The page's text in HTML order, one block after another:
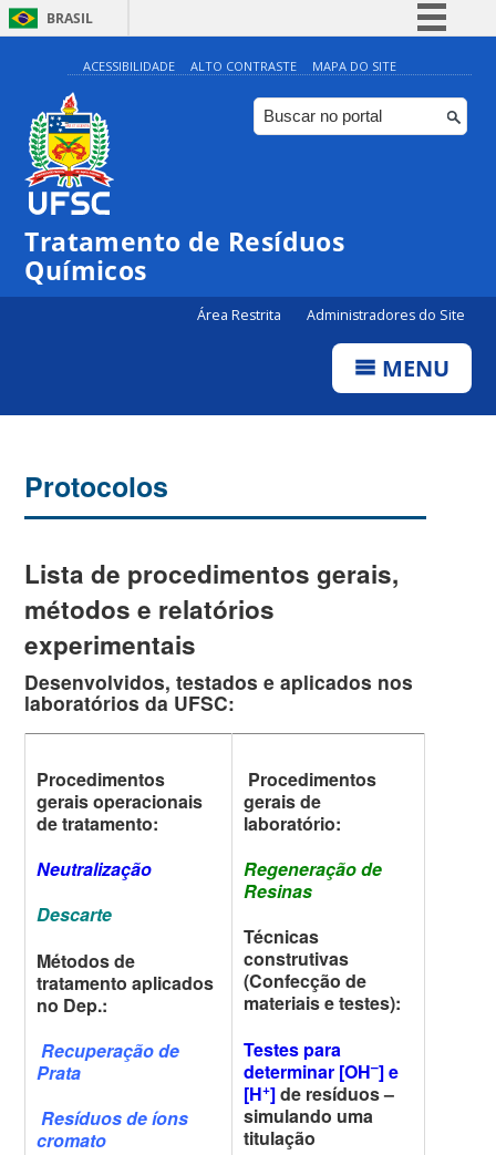
BRASIL
Simplifique!
Comunica BR
Participe
Canais
ACESSIBILIDADE ALTO CONTRASTE MAPA DO SITE
Tratamento de Resíduos
Químicos
Área Restrita Administradores do Site
MENU
Protocolos
Lista de procedimentos gerais,
métodos e relatórios
experimentais
Desenvolvidos, testados e aplicados nos
laboratórios da UFSC:
Procedimentos
gerais operacionais
de tratamento:
Neutralização
Descarte
Métodos de
tratamento aplicados
no Dep.:
Recuperação de
Prata
Resíduos de íons
cromato
Procedimentos
gerais de
laboratório:
Regeneração de
Resinas
Técnicas
construtivas
(Confecção de
materiais e testes):
Testes para
determinar [OH–] e
[H+]de resíduos –
simulando uma
titulação